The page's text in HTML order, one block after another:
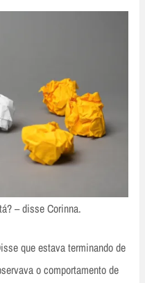
– disse Corinna.
que estava terminando de
o comportamento de